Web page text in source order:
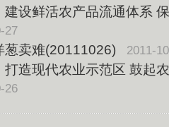
建设鲜活农产品流通体系
27
葱卖难(20111026) 2011-
造现代农业示范区 鼓起
26